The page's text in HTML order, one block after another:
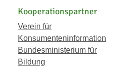
Kooperationspartner
Verein für
Konsumenteninformation
Bundesministerium für
Bildung